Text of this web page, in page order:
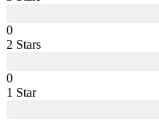
0
2 Stars
0
1 Star